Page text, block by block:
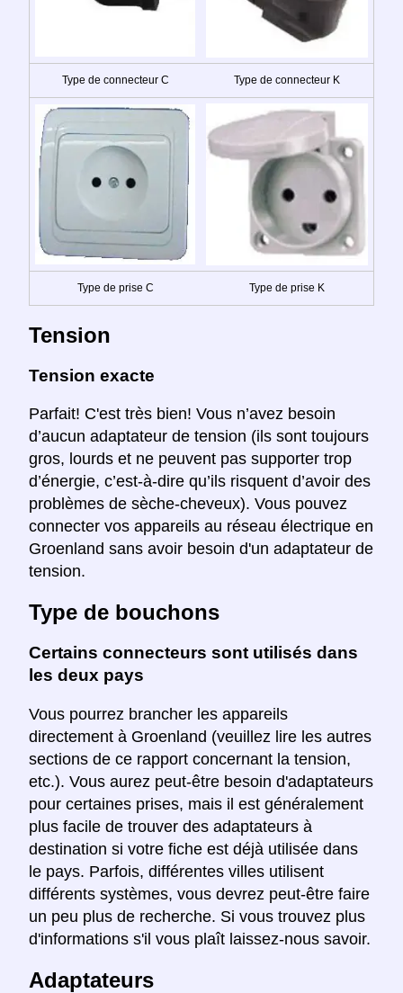
Type de connecteur C Type de connecteur K
Type de prise C Type de prise K
Tension
Tension exacte
Parfait! C'est très bien! Vous n’avez besoin
d’aucun adaptateur de tension (ils sont toujours
gros, lourds et ne peuvent pas supporter trop
d’énergie, c’est-à-dire qu’ils risquent d’avoir des
problèmes de sèche-cheveux). Vous pouvez
connecter vos appareils au réseau électrique en
Groenland sans avoir besoin d'un adaptateur de
tension.
Type de bouchons
Certains connecteurs sont utilisés dans
les deux pays
Vous pourrez brancher les appareils
directement à Groenland (veuillez lire les autres
sections de ce rapport concernant la tension,
etc.). Vous aurez peut-être besoin d'adaptateurs
pour certaines prises, mais il est généralement
plus facile de trouver des adaptateurs à
destination si votre fiche est déjà utilisée dans
le pays. Parfois, différentes villes utilisent
différents systèmes, vous devrez peut-être faire
un peu plus de recherche. Si vous trouvez plus
d'informations s'il vous plaît laissez-nous savoir.
Adaptateurs